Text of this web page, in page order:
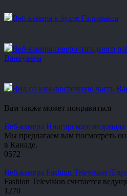
Веб-камера в бухте Галифакса
Веб-камера северо-западного
Ванкувера
Вид на юго-восточную часть
Вам также может понравиться
Веб-камера Ниагарского водопада
Мы предлагаем вам посмотреть
в Канаде.
0572
Веб-камера Fashion Television
Fashion Television считается
1 270